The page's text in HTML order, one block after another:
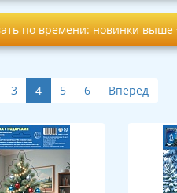
по времени: новинки выше
3 4 5 6 Вперед